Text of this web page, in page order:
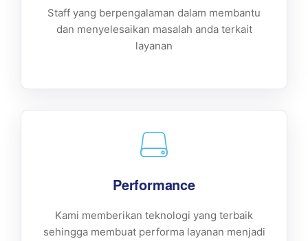
Staff yang berpengalaman dalam membantu
dan menyelesaikan masalah anda terkait
layanan
Performance
Kami memberikan teknologi yang terbaik
sehingga membuat performa layanan menjadi